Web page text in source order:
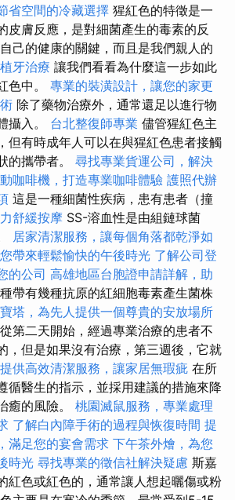
省空間的冷藏選擇 猩紅色的特徵是一
皮膚反應，是對細菌產生的毒素的反
己的健康的關鍵，而且是我們親人的
牙治療 讓我們看看為什麼這一步如此
色中。 專業的裝潢設計，讓您的家更
除了藥物治療外，通常還足以進行物
攝入。 台北整復師專業 儘管猩紅色主
但有時成年人可以在與猩紅色患者接觸
的攜帶者。 尋找專業貨運公司，解決
咖啡機，打造專業咖啡體驗 護照代辦
這是一種細菌性疾病，患有患者（撞
舒緩按摩 SS-溶血性是由組鏈球菌
居家清潔服務，讓每個角落都乾淨如
帶來輕鬆愉快的午後時光 了解公司登
的公司 高雄地區台胞證申請詳解，助
帶有幾種抗原的紅細胞毒素產生菌株
塔，為先人提供一個尊貴的安放場所
從第二天開始，經過專業治療的患者不
，但是如果沒有治療，第三週後，它就
提供高效清潔服務，讓家居無瑕疵 在所
循醫生的指示，並採用建議的措施來降
癒的風險。 桃園滅鼠服務，專業處理
了解白內障手術的過程與恢復時間 提
滿足您的宴會需求 下午茶外燴，為您
時光 尋找專業的徵信社解決疑慮 斯嘉
紅色或紅色的，通常讓人想起曬傷或粉